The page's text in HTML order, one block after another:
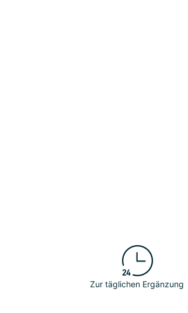
Zur täglichen Ergänzung